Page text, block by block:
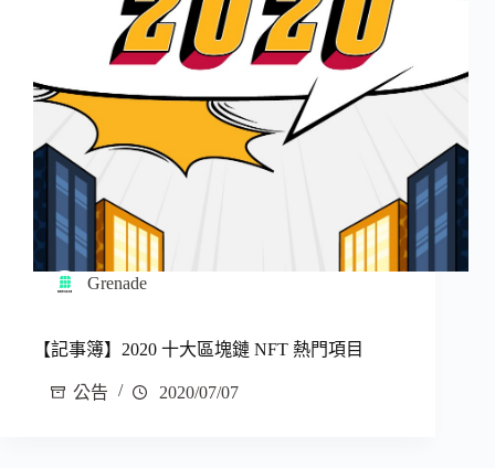
Grenade
【記事簿】2020 十大區塊鏈 NFT 熱門項目
公告 2020/07/07